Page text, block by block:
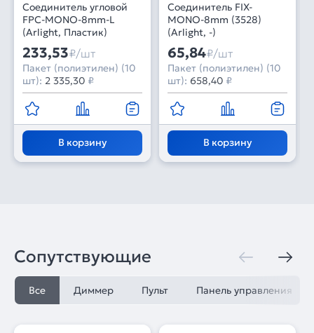
Соединитель угловой
FPC-MONO-8mm-L
(Arlight, Пластик)
233,53₽/шт
Пакет (полиэтилен) (10
шт): 2 335,30 ₽
В корзину
Соединитель FIX-
MONO-8mm (3528)
(Arlight, -)
65,84₽/шт
Пакет (полиэтилен) (10
шт): 658,40 ₽
В корзину
Сопутствующие
Все Диммер Пульт Панель управления